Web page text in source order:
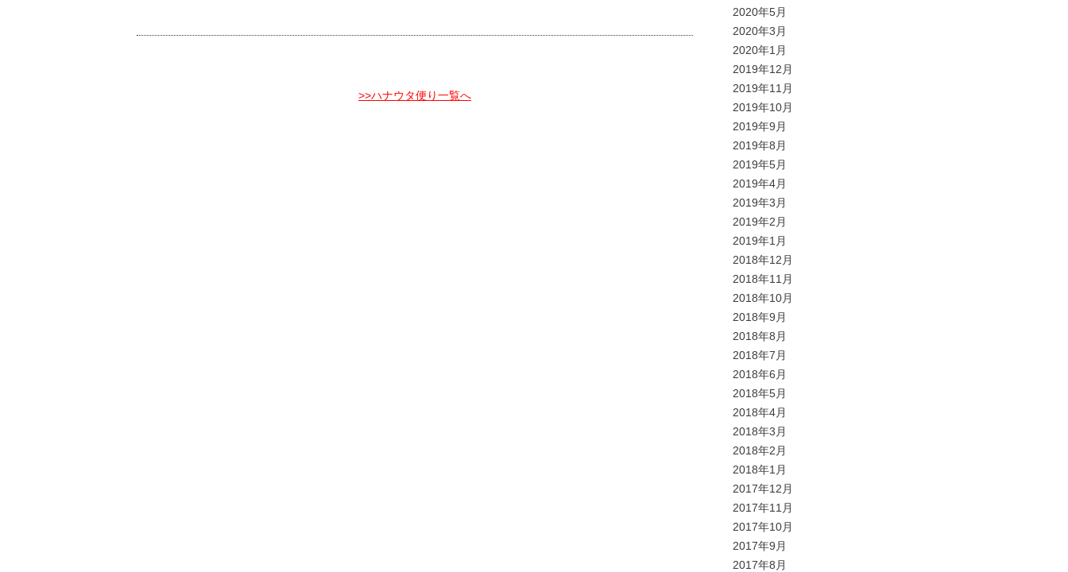
>>ハナウタ便り一覧へ
2020年5月
2020年3月
2020年1月
2019年12月
2019年11月
2019年10月
2019年9月
2019年8月
2019年5月
2019年4月
2019年3月
2019年2月
2019年1月
2018年12月
2018年11月
2018年10月
2018年9月
2018年8月
2018年7月
2018年6月
2018年5月
2018年4月
2018年3月
2018年2月
2018年1月
2017年12月
2017年11月
2017年10月
2017年9月
2017年8月